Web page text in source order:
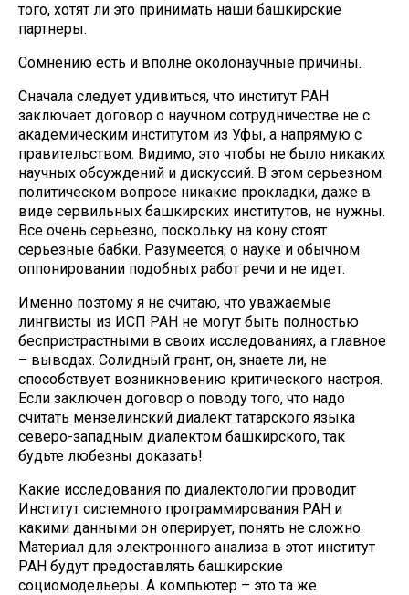
того, хотят ли это принимать наши башкирские
партнеры.
Сомнению есть и вполне околонаучные причины.
Сначала следует удивиться, что институт РАН
заключает договор о научном сотрудничестве не с
академическим институтом из Уфы, а напрямую с
правительством. Видимо, это чтобы не было никаких
научных обсуждений и дискуссий. В этом серьезном
политическом вопросе никакие прокладки, даже в
виде сервильных башкирских институтов, не нужны.
Все очень серьезно, поскольку на кону стоят
серьезные бабки. Разумеется, о науке и обычном
оппонировании подобных работ речи и не идет.
Именно поэтому я не считаю, что уважаемые
лингвисты из ИСП РАН не могут быть полностью
беспристрастными в своих исследованиях, а главное
– выводах. Солидный грант, он, знаете ли, не
способствует возникновению критического настроя.
Если заключен договор о поводу того, что надо
считать мензелинский диалект татарского языка
северо-западным диалектом башкирского, так
будьте любезны доказать!
Какие исследования по диалектологии проводит
Институт системного программирования РАН и
какими данными он оперирует, понять не сложно.
Материал для электронного анализа в этот институт
РАН будут предоставлять башкирские
социомодельеры. А компьютер – это та же